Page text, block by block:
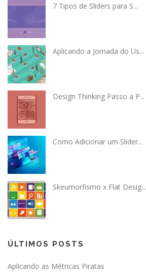
7 Tipos de Sliders para S...
Aplicando a Jornada do Us...
Design Thinking Passo a P...
Como Adicionar um Slider...
Skeumorfismo x Flat Desig...
ÚLTIMOS POSTS
Aplicando as Métricas Piratas